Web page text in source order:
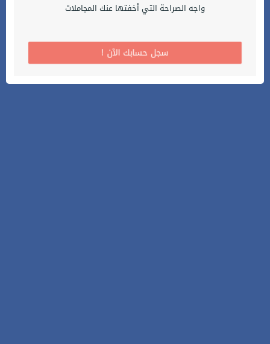
واجه الصراحة التي أخفتها عنك المجاملات
! سجل حسابك الآن